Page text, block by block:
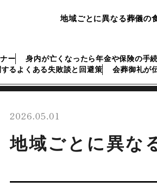
地域ごとに異なる葬儀の
ー 身内が亡くなったら年金や保険の手
るよくある失敗談と回避策
会葬御礼が
2026.05.01
地域ごとに異な